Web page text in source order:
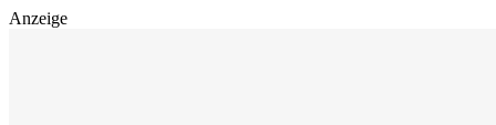
Anzeige